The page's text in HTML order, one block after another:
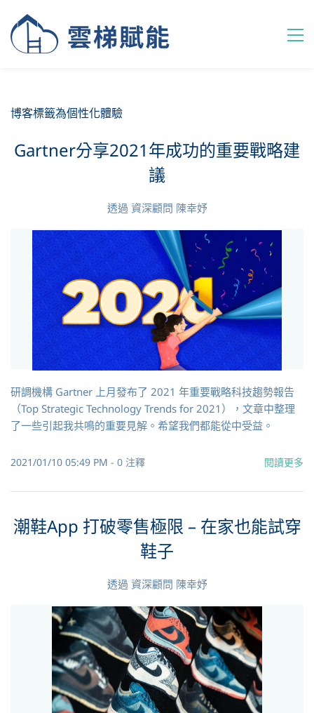
博客標籤為個性化體驗
Gartner分享2021年成功的重要戰略建
議
透過 資深顧問 陳幸妤
研調機構 Gartner 上月發布了 2021 年重要戰略科技趨勢報告
（Top Strategic Technology Trends for 2021），文章中整理
了一些引起我共鳴的重要見解。希望我們都能從中受益。
2021/01/10 05:49 PM - 0 注釋 閱讀更多
潮鞋App 打破零售極限 – 在家也能試穿
鞋子
透過 資深顧問 陳幸妤